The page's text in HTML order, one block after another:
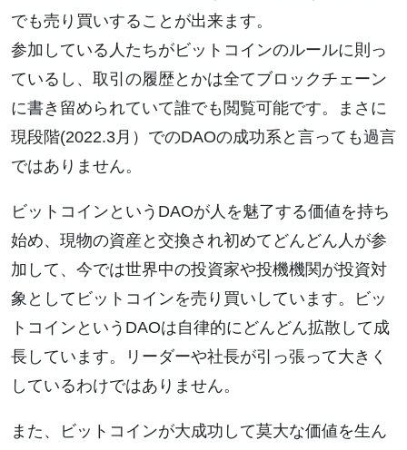
でも売り買いすることが出来ます。
参加している人たちがビットコインのルールに則っ
ているし、取引の履歴とかは全てブロックチェーン
に書き留められていて誰でも閲覧可能です。まさに
現段階(2022.3月）でのDAOの成功系と言っても過言
ではありません。
ビットコインというDAOが人を魅了する価値を持ち
始め、現物の資産と交換され初めてどんどん人が参
加して、今では世界中の投資家や投機機関が投資対
象としてビットコインを売り買いしています。ビッ
トコインというDAOは自律的にどんどん拡散して成
長しています。リーダーや社長が引っ張って大きく
しているわけではありません。
また、ビットコインが大成功して莫大な価値を生ん